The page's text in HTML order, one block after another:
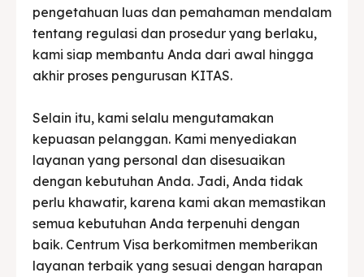
pengetahuan luas dan pemahaman mendalam
tentang regulasi dan prosedur yang berlaku,
kami siap membantu Anda dari awal hingga
akhir proses pengurusan KITAS.
Selain itu, kami selalu mengutamakan
kepuasan pelanggan. Kami menyediakan
layanan yang personal dan disesuaikan
dengan kebutuhan Anda. Jadi, Anda tidak
perlu khawatir, karena kami akan memastikan
semua kebutuhan Anda terpenuhi dengan
baik. Centrum Visa berkomitmen memberikan
layanan terbaik yang sesuai dengan harapan